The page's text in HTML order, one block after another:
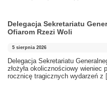
Delegacja Sekretariatu
Ofiarom Rzezi Woli
5 sierpnia 2026
Delegacja Sekretariatu
złożyła okolicznościowy wieniec
rocznicę tragicznych wydarzeń z